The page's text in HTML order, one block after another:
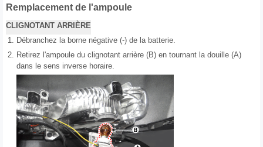
Remplacement de l'ampoule
CLIGNOTANT ARRIÈRE
1. Débranchez la borne négative (-) de la batterie.
2. Retirez l'ampoule du clignotant arrière (B) en tournant la douille (A)
dans le sens inverse horaire.